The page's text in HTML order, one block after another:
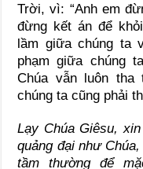
Trời, vì: “Anh em
đừng kết án để
lầm giữa chúng ta
phạm giữa chúng
Chúa vẫn luôn
chúng ta cũng phải
Lạy Chúa Giêsu,
quảng đại như
tầm thường để